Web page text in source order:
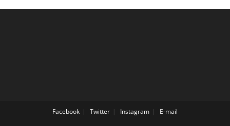
Facebook Twitter Instagram E-mail